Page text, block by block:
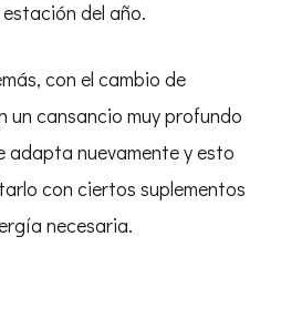
del año.
con el cambio de
un cansancio muy profundo
adapta nuevamente y esto
con ciertos suplementos
necesaria.